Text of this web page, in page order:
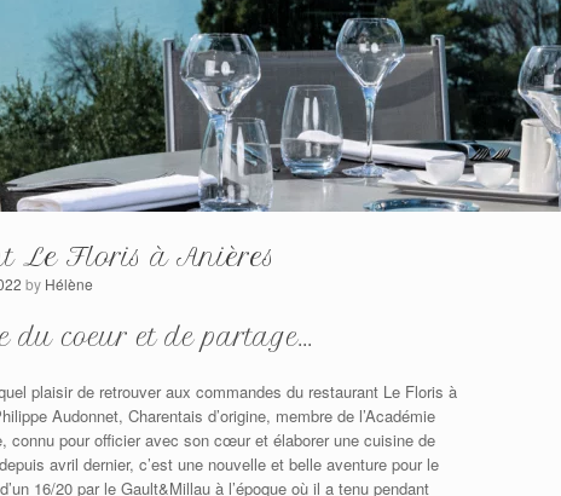
Le Floris à Anières
by Hélène
du coeur et de partage...
plaisir de retrouver aux commandes du restaurant Le Floris à
Audonnet, Charentais d’origine, membre de l’Académie
connu pour officier avec son cœur et élaborer une cuisine de
avril dernier, c’est une nouvelle et belle aventure pour le
16/20 par le Gault&Millau à l’époque où il a tenu pendant